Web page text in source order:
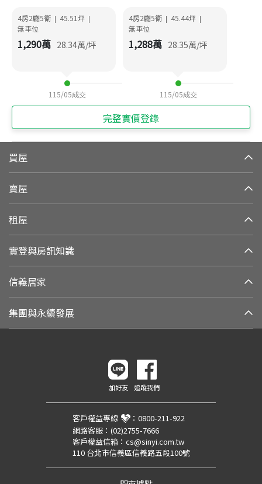
4房2廳5衛 | 45.51坪 |
無車位
1,290萬 28.34萬/坪
115/05成交
4房2廳5衛 | 45.44坪 |
無車位
1,288萬 28.35萬/坪
115/05成交
完整實價登錄
買屋
賣屋
租屋
實登與房訊知識
信義居家
集團與永續發展
加好友 追蹤我們
客戶權益專線 ： 0800-211-922
網路客服： (02)2755-7666
客戶權益信箱： cs@sinyi.com.tw
110 台北市信義區信義路五段100號